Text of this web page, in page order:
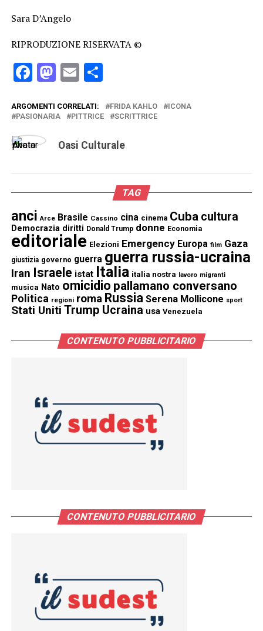
Sara D’Angelo
RIPRODUZIONE RISERVATA ©
Facebook
Mastodon
EmailCondividi
ARGOMENTI CORRELATI: FRIDA KAHLO
ICONA
PASIONARIA
PITTRICE SCRITTRICE
Oasi Culturale
TAG
anci Arce Brasile Cassino cina cinema Cuba cultura
Democrazia diritti Donald Trump donne Economia
editoriale Elezioni Emergency Europa film Gaza
giustizia governo guerra guerra russia-ucraina
Iran Israele istat Italia italia nostra lavoro migranti
musica Nato omicidio pallamano conversano
Politica regioni roma Russia Serena Mollicone sport
Stati Uniti Trump Ucraina usa Venezuela
CONTENUTO PUBBLICITARIO
CONTENUTO PUBBLICITARIO